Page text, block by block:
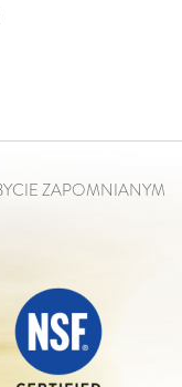
ZAPOMNIANYM